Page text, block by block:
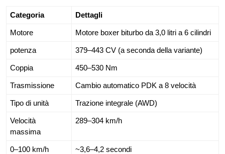
Categoria Dettagli
Motore Motore boxer biturbo da 3,0 litri a 6 cilindri
potenza 379–443 CV (a seconda della variante)
Coppia 450–530 Nm
Trasmissione Cambio automatico PDK a 8 velocità
Tipo di unità Trazione integrale (AWD)
Velocità
massima
289–304 km/h
0–100 km/h ~3,6–4,2 secondi